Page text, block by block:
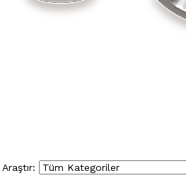
Araştır: